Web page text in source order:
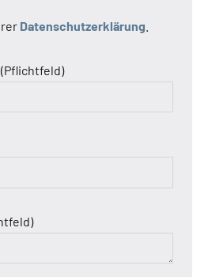
Datenschutzerklärung